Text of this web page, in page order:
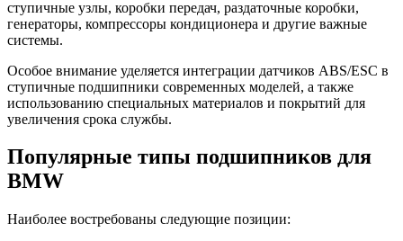
ступичные узлы, коробки передач, раздаточные коробки,
генераторы, компрессоры кондиционера и другие важные
системы.
Особое внимание уделяется интеграции датчиков ABS/ESC в
ступичные подшипники современных моделей, а также
использованию специальных материалов и покрытий для
увеличения срока службы.
Популярные типы подшипников для
BMW
Наиболее востребованы следующие позиции: